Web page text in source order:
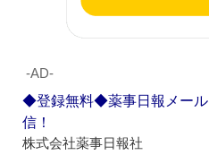
‐AD‐
◆登録無料◆薬事日報メー
信！
株式会社薬事日報社